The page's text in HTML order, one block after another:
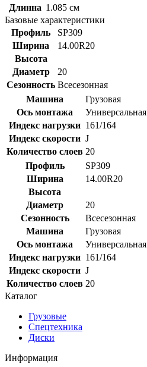
Длинна 1.085 см
Базовые характеристики
Профиль
SP309
Ширина
14.00R20
Высота
Диаметр
20
Сезонность Всесезонная
Машина
Грузовая
Ось монтажа
Универсальная
Индекс нагрузки 161/164
Индекс скорости J
Количество слоев 20
Профиль
SP309
Ширина
14.00R20
Высота
Диаметр
20
Сезонность
Всесезонная
Машина
Грузовая
Ось монтажа
Универсальная
Индекс нагрузки 161/164
Индекс скорости J
Количество слоев 20
Каталог
Грузовые
Спецтехника
Диски
Информация